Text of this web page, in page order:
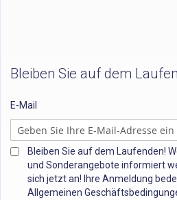
Bleiben Sie auf dem
E-Mail
Bleiben Sie auf dem Laufenden!
und Sonderangebote informiert
sich jetzt an! Ihre Anmeldung
Allgemeinen